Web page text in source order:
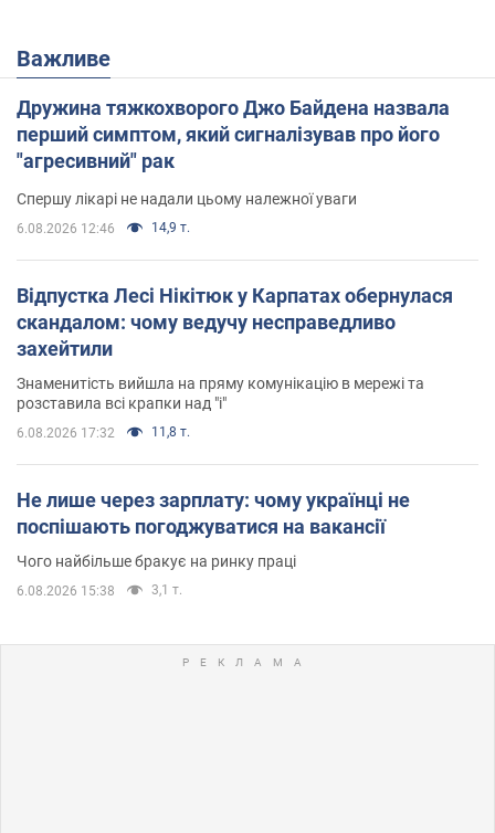
Важливе
Дружина тяжкохворого Джо Байдена назвала
перший симптом, який сигналізував про його
"агресивний" рак
Спершу лікарі не надали цьому належної уваги
6.08.2026 12:46 14,9 т.
Відпустка Лесі Нікітюк у Карпатах обернулася
скандалом: чому ведучу несправедливо
захейтили
Знаменитість вийшла на пряму комунікацію в мережі та
розставила всі крапки над "і"
6.08.2026 17:32 11,8 т.
Не лише через зарплату: чому українці не
поспішають погоджуватися на вакансії
Чого найбільше бракує на ринку праці
6.08.2026 15:38 3,1 т.